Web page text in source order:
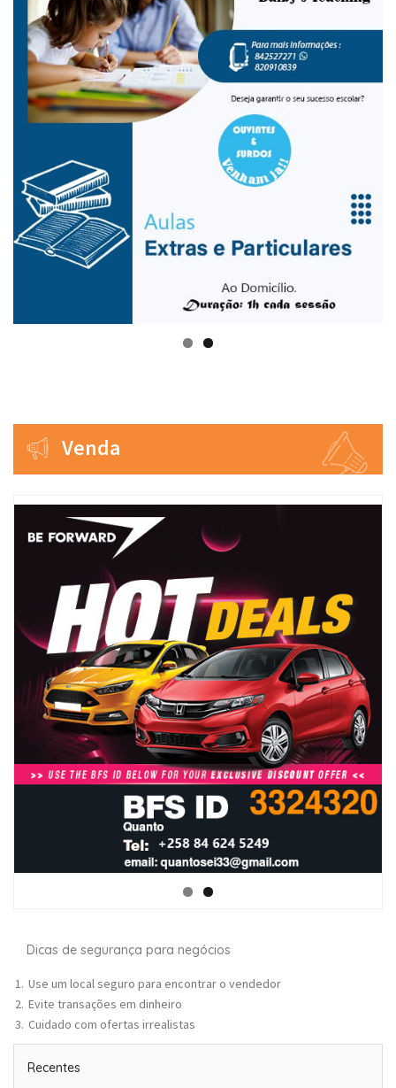
Venda
Dicas de segurança para negócios
Use um local seguro para encontrar o vendedor
Evite transações em dinheiro
Cuidado com ofertas irrealistas
Recentes